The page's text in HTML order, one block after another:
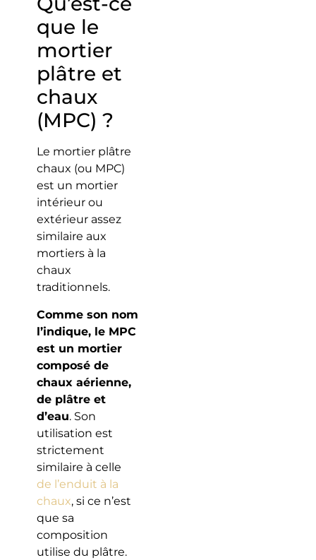
que le
mortier
plâtre et
chaux
(MPC) ?
Le mortier plâtre
chaux (ou MPC)
est un mortier
intérieur ou
extérieur assez
similaire aux
mortiers à la
chaux
traditionnels.
Comme son nom
l’indique, le MPC
est un mortier
composé de
chaux aérienne,
de plâtre et
d’eau. Son
utilisation est
strictement
similaire à celle
de l’enduit à la
chaux, si ce n’est
que sa
composition
utilise du plâtre.